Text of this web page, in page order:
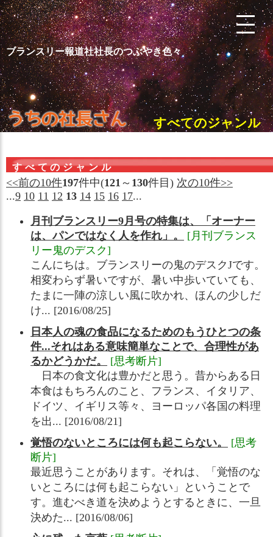
ブランスリー報道社社長のつぶやき色々
すべてのジャンル
すべてのジャンル
<<前の10件197件中(121 ～ 130件目) 次の10件>>
...9 10 11 12 13 14 15 16 17...
月刊ブランスリー9月号の特集は、「オーナー
は、パンではなく人を作れ」。
[月刊ブランス
リー鬼のデスク]
こんにちは。ブランスリーの鬼のデスクJです。
相変わらず暑いですが、暑い中歩いていても、
たまに一陣の涼しい風に吹かれ、ほんの少しだ
け... [2016/08/25]
日本人の魂の食品になるためのもうひとつの条
件...それはある意味簡単なことで、合理性があ
るかどうかだ。
[思考断片]
日本の食文化は豊かだと思う。昔からある日
本食はもちろんのこと、フランス、イタリア、
ドイツ、イギリス等々、ヨーロッパ各国の料理
を出... [2016/08/21]
覚悟のないところには何も起こらない。
[思考
断片]
最近思うことがあります。それは、「覚悟のな
いところには何も起こらない」ということで
す。進むべき道を決めようとするときに、一旦
決めた... [2016/08/06]